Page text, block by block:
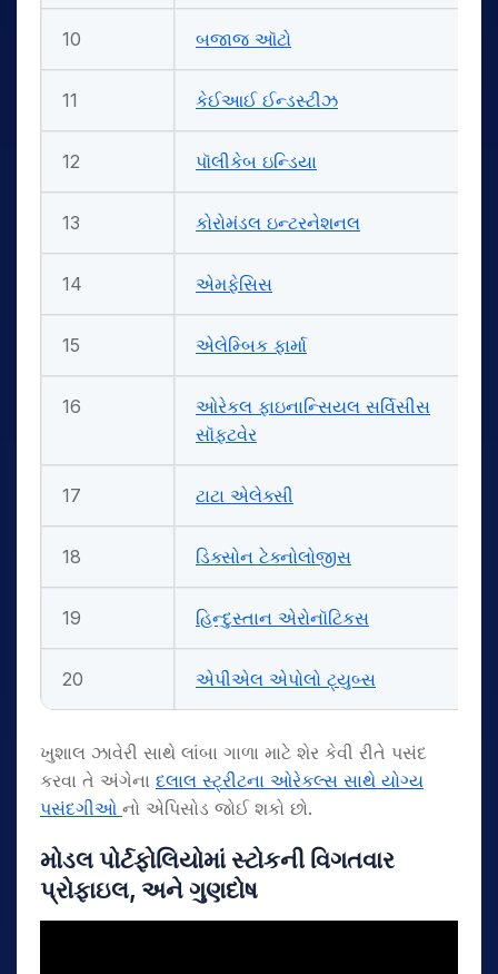
10 બજાજ ઑટો
11 કેઈઆઈ ઈન્ડસ્ટીઝ
12 પૉલીકેબ ઇન્ડિયા
13 કોરોમંડલ ઇન્ટરનેશનલ
14 એમફેસિસ
15 એલેમ્બિક ફાર્મા
16
ઓરેકલ ફાઇનાન્સિયલ સર્વિસીસ
સૉફ્ટવેર
17 ટાટા એલેક્સી
18 ડિક્સોન ટેક્નોલોજીસ
19 હિન્દુસ્તાન એરોનૉટિકસ
20 એપીએલ એપોલો ટ્યુબ્સ
ખુશાલ ઝાવેરી સાથે લાંબા ગાળા માટે શેર કેવી રીતે પસંદ
કરવા તે અંગેના દલાલ સ્ટ્રીટના ઓરેકલ્સ સાથે યોગ્ય
પસંદગીઓ નો એપિસોડ જોઈ શકો છો.
મોડલ પોર્ટફોલિયોમાં સ્ટોકની વિગતવાર
પ્રોફાઇલ, અને ગુણદોષ